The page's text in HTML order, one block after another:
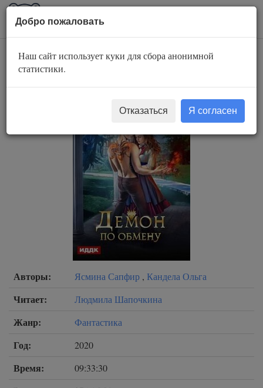
AuBook.org
Демон по обмену
Авторы: Ясмина Сапфир , Кандела Ольга
Читает: Людмила Шапочкина
Жанр: Фантастика
Год: 2020
Время: 09:33:30
Добро пожаловать
Наш сайт использует куки для сбора анонимной
статистики.
Отказаться Я согласен